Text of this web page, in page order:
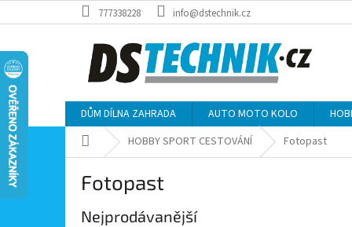
na
777338228 info@dstechnik.cz
DŮM DÍLNA ZAHRADA AUTO MOTO KOLO
Domů HOBBY SPORT CESTOVÁNÍ Fotopast
Fotopast
Nejprodávanější